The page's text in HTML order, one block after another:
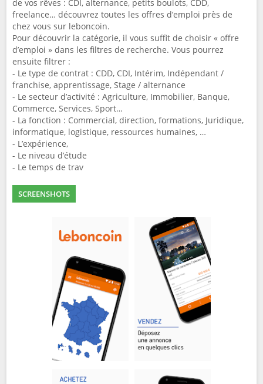
de vos rêves : CDI, alternance, petits boulots, CDD,
freelance… découvrez toutes les offres d’emploi près de
chez vous sur leboncoin.
Pour découvrir la catégorie, il vous suffit de choisir « offre
d’emploi » dans les filtres de recherche. Vous pourrez
ensuite filtrer :
- Le type de contrat : CDD, CDI, Intérim, Indépendant /
franchise, apprentissage, Stage / alternance
- Le secteur d’activité : Agriculture, Immobilier, Banque,
Commerce, Services, Sport…
- La fonction : Commercial, direction, formations, Juridique,
informatique, logistique, ressources humaines, …
- L’expérience,
- Le niveau d’étude
- Le temps de trav
SCREENSHOTS